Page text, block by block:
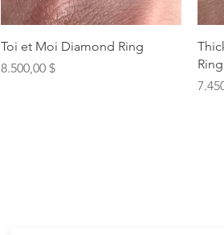
Schnellansicht
Toi et Moi Diamond Ring
Preis
8.500,00 $
Ring
Preis